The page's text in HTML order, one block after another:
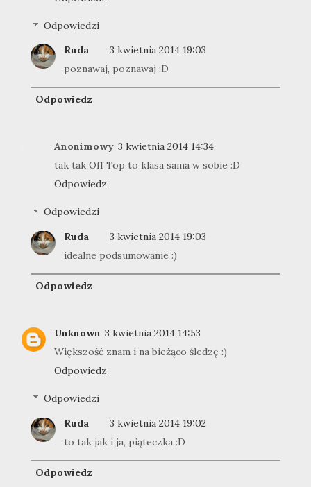
Odpowiedzi
Ruda
3 kwietnia 2014 19:03
poznawaj, poznawaj :D
Odpowiedz
Anonimowy 3 kwietnia 2014 14:34
tak tak Off Top to klasa sama w sobie :D
Odpowiedz
Odpowiedzi
Ruda
3 kwietnia 2014 19:03
idealne podsumowanie :)
Odpowiedz
Unknown 3 kwietnia 2014 14:53
Większość znam i na bieżąco śledzę :)
Odpowiedz
Odpowiedzi
Ruda
3 kwietnia 2014 19:02
to tak jak i ja, piąteczka :D
Odpowiedz